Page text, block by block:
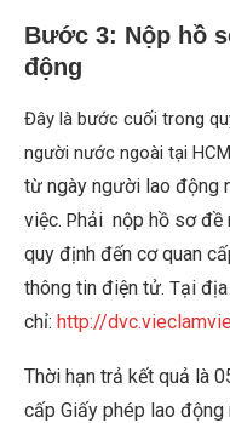
Bước 3: Nộp hồ
động
Đây là bước cuối trong
người nước ngoài tại
từ ngày người lao động
việc. Phải nộp hồ sơ đề
quy định đến cơ quan
thông tin điện tử. Tại địa
chỉ: http://
Thời hạn trả kết quả là
cấp Giấy phép lao động